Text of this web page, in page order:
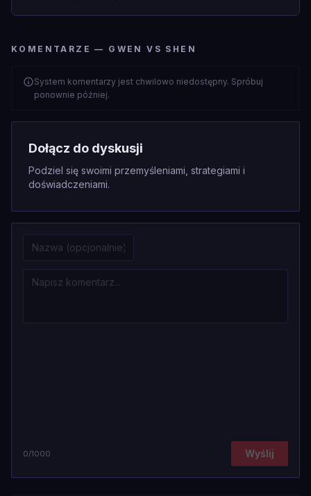
KOMENTARZE — GWEN VS SHEN
System komentarzy jest chwilowo niedostępny. Spróbuj
ponownie później.
Dołącz do dyskusji
Podziel się swoimi przemyśleniami, strategiami i
doświadczeniami.
0/1000 Wyślij